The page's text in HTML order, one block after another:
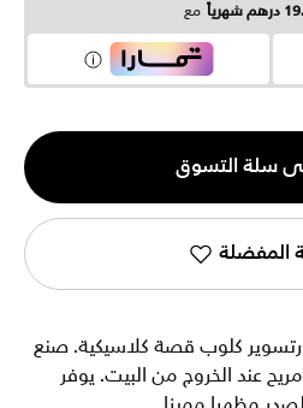
شهرياً مع
سلة التسوق
المفضلة
كلوب قصة كلاسيكية. صنع
عند الخروج من البيت. يوفر